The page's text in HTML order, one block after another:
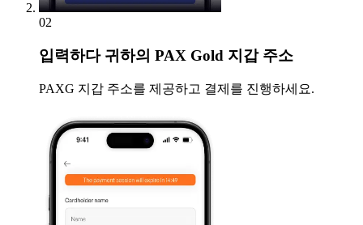
02
입력하다귀하의 PAX Gold 지갑 주소
PAXG 지갑 주소를 제공하고 결제를 진행하세요.